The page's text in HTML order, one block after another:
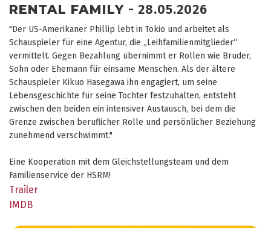
RENTAL FAMILY - 28.05.2026
"Der US-Amerikaner Phillip lebt in Tokio und arbeitet als
Schauspieler für eine Agentur, die „Leihfamilienmitglieder“
vermittelt. Gegen Bezahlung übernimmt er Rollen wie Bruder,
Sohn oder Ehemann für einsame Menschen. Als der ältere
Schauspieler Kikuo Hasegawa ihn engagiert, um seine
Lebensgeschichte für seine Tochter festzuhalten, entsteht
zwischen den beiden ein intensiver Austausch, bei dem die
Grenze zwischen beruflicher Rolle und persönlicher Beziehung
zunehmend verschwimmt."
Eine Kooperation mit dem Gleichstellungsteam und dem
Familienservice der HSRM!
Trailer
IMDB